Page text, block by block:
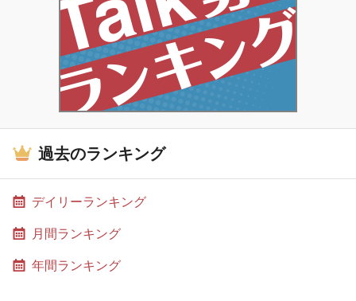
過去のランキング
デイリーランキング
月間ランキング
年間ランキング